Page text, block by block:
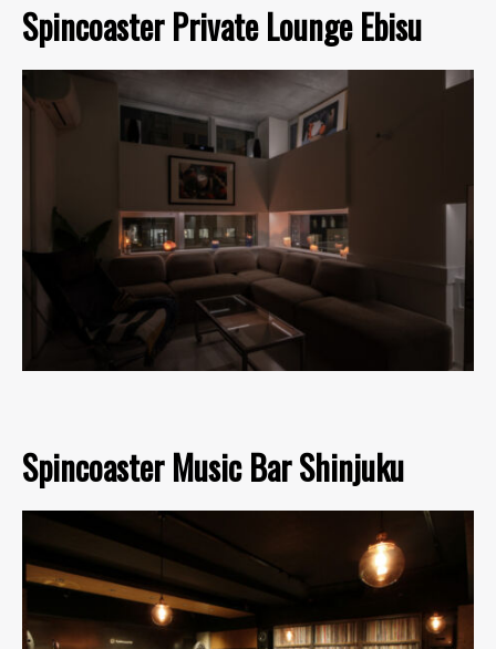
Spincoaster Private Lounge Ebisu
Spincoaster Music Bar Shinjuku